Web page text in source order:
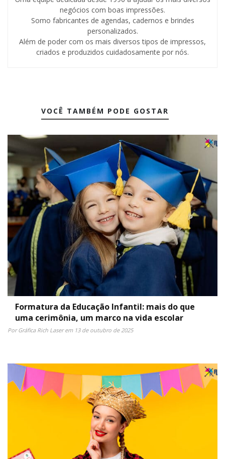
negócios com boas impressões.
Somo fabricantes de agendas, cadernos e brindes
personalizados.
Além de poder com os mais diversos tipos de impressos,
criados e produzidos cuidadosamente por nós.
VOCÊ TAMBÉM PODE GOSTAR
Formatura da Educação Infantil: mais do que
uma cerimônia, um marco na vida escolar
Por Gráfica Rich Laser em 13 de outubro de 2025